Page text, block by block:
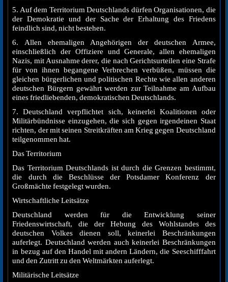
5. Auf dem Territorium Deutschlands dürfen Organisationen, die
der Demokratie und der Sache der Erhaltung des Friedens
feindlich sind, nicht bestehen.
6. Allen ehemaligen Angehörigen der deutschen Armee,
einschließlich der Offiziere und Generale, allen ehemaligen
Nazis, mit Ausnahme derer, die nach Gerichtsurteilen eine Strafe
für von ihnen begangene Verbrechen verbüßen, müssen die
gleichen bürgerlichen und politischen Rechte wie allen anderen
deutschen Bürgern gewährt werden zur Teilnahme am Aufbau
eines friedliebenden, demokratischen Deutschlands.
7. Deutschland verpflichtet sich, keinerlei Koalitionen oder
Militärbündnisse einzugehen, die sich gegen irgendeinen Staat
richten, der mit seinen Streitkräften am Krieg gegen Deutschland
teilgenommen hat.
Das Territorium
Das Territorium Deutschlands ist durch die Grenzen bestimmt,
die durch die Beschlüsse der Potsdamer Konferenz der
Großmächte festgelegt wurden.
Wirtschaftliche Leitsätze
Deutschland werden für die Entwicklung seiner
Friedenswirtschaft, die der Hebung des Wohlstandes des
deutschen Volkes dienen soll, keinerlei Beschränkungen
auferlegt. Deutschland werden auch keinerlei Beschränkungen
in bezug auf den Handel mit andern Ländern, die Seeschifffahrt
und den Zutritt zu den Weltmärkten auferlegt.
Militärische Leitsätze